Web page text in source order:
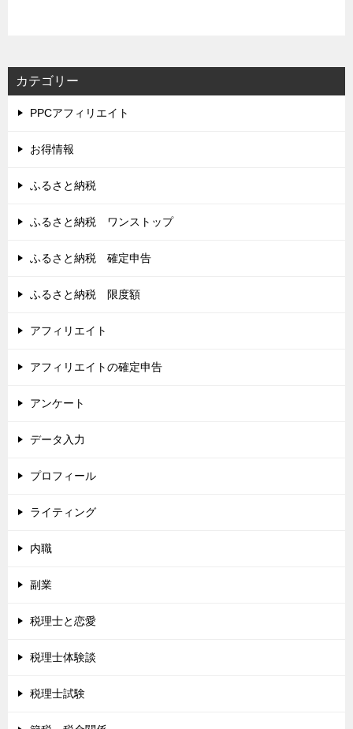
カテゴリー
PPCアフィリエイト
お得情報
ふるさと納税
ふるさと納税 ワンストップ
ふるさと納税 確定申告
ふるさと納税 限度額
アフィリエイト
アフィリエイトの確定申告
アンケート
データ入力
プロフィール
ライティング
内職
副業
税理士と恋愛
税理士体験談
税理士試験